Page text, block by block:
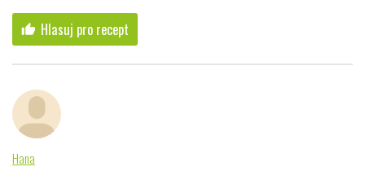
thumb_up Hlasuj pro recept
Hana